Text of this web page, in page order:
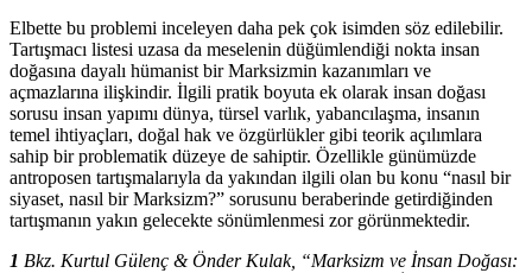
Elbette bu problemi inceleyen daha pek çok isimden söz edilebilir.
Tartışmacı listesi uzasa da meselenin düğümlendiği nokta insan
doğasına dayalı hümanist bir Marksizmin kazanımları ve
açmazlarına ilişkindir. İlgili pratik boyuta ek olarak insan doğası
sorusu insan yapımı dünya, türsel varlık, yabancılaşma, insanın
temel ihtiyaçları, doğal hak ve özgürlükler gibi teorik açılımlara
sahip bir problematik düzeye de sahiptir. Özellikle günümüzde
antroposen tartışmalarıyla da yakından ilgili olan bu konu “nasıl bir
siyaset, nasıl bir Marksizm?” sorusunu beraberinde getirdiğinden
tartışmanın yakın gelecekte sönümlenmesi zor görünmektedir.
1 Bkz. Kurtul Gülenç & Önder Kulak, “Marksizm ve İnsan Doğası: